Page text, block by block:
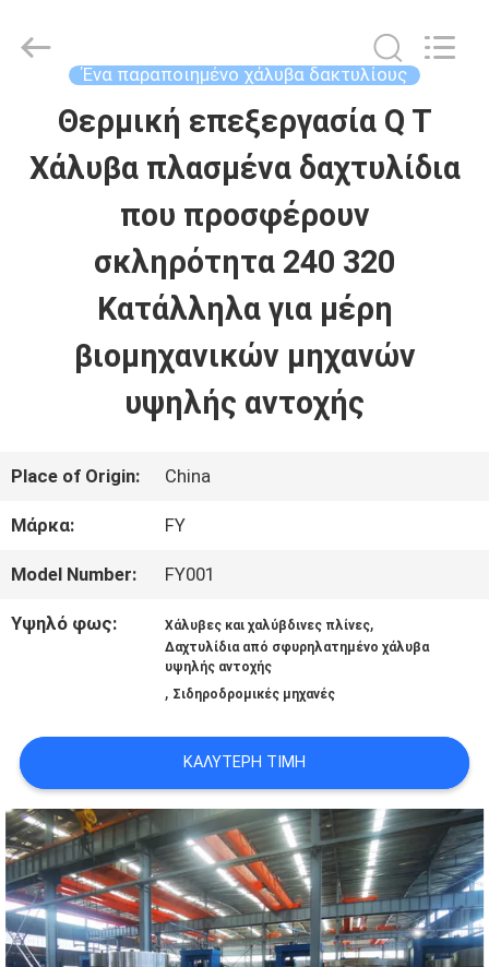
ΣΠΊΤΙ
ΠΡΟΪΌΝΤΑ
ΒΊΝΤΕΟ
ΠΕΡΊΠΟΥ
ΓΎΡΟΣ
ΕΡΓΟΣΤΑΣΊΩΝ
ΠΟΙΟΤΙΚΌΣ
ΜΑΣ
ΕΛΆΤΕ
ΣΕ
ΕΠΑΦΉ
ΜΕ
And
Reserved.
Ένα παραποιημένο χάλυβα δακτυλίους
Θερμική επεξεργασία Q T
Χάλυβα πλασμένα δαχτυλίδια
που προσφέρουν
σκληρότητα 240 320
Κατάλληλα για μέρη
βιομηχανικών μηχανών
υψηλής αντοχής
Place of Origin: China
Μάρκα: FY
Model Number: FY001
Υψηλό φως: Χάλυβες και χαλύβδινες πλίνες,
Δαχτυλίδια από σφυρηλατημένο χάλυβα
υψηλής αντοχής
, Σιδηροδρομικές μηχανές
ΚΑΛΎΤΕΡΗ ΤΙΜΉ